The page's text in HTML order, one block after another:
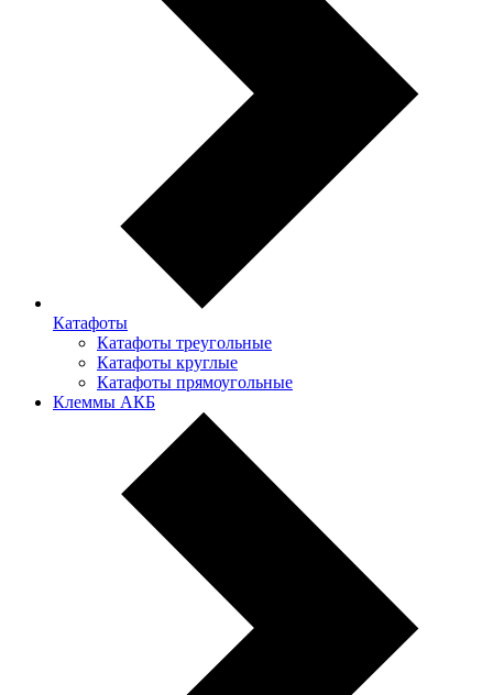
Катафоты
Катафоты треугольные
Катафоты круглые
Катафоты прямоугольные
Клеммы АКБ